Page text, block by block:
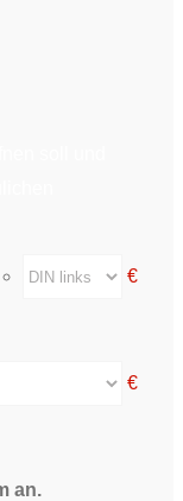
€
€
an.